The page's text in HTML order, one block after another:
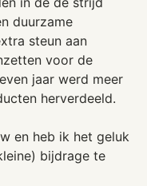
duurzame
steun aan
voor de
jaar werd meer
herverdeeld.
en heb ik het geluk
bijdrage te